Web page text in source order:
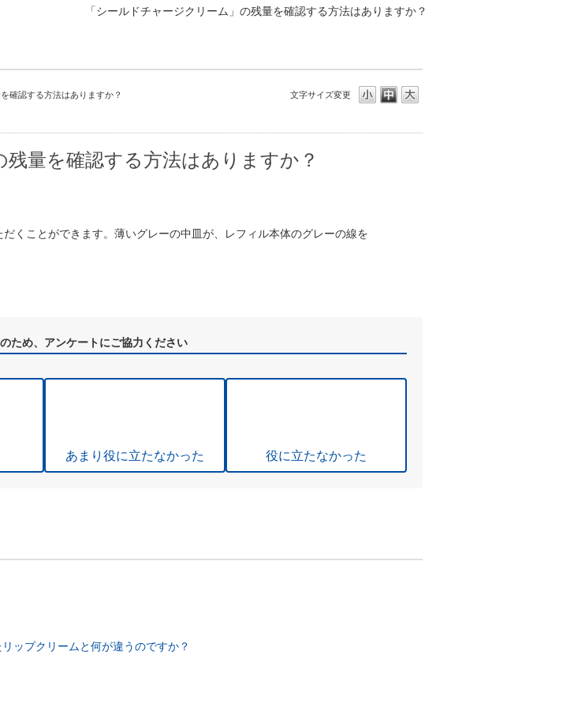
「シールドチャージクリーム」の残量を確認する方法はありますか？
文字サイズ変更
確認する方法はありますか？
残量を確認する方法はありますか？
くことができます。薄いグレーの中皿が、レフィル本体のグレーの線を
ため、アンケートにご協力ください
あまり役に立たなかった 役に立たなかった
ップクリームと何が違うのですか？